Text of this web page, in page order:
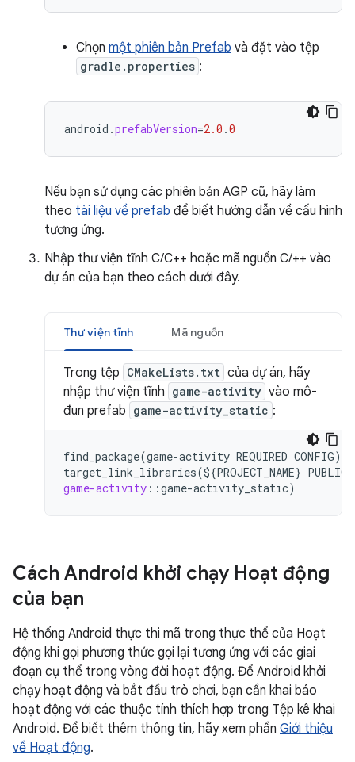
Chọn một phiên bản Prefab và đặt vào tệp
gradle.properties :
android .prefabVersion=2.0 .0
Nếu bạn sử dụng các phiên bản AGP cũ, hãy làm
theo tài liệu về prefab để biết hướng dẫn về cấu hình
tương ứng.
Nhập thư viện tĩnh C/C++ hoặc mã nguồn C/++ vào
dự án của bạn theo cách dưới đây.
Thư viện tĩnh Mã nguồn
Trong tệp CMakeLists.txt của dự án, hãy
nhập thư viện tĩnh game-activity vào mô-
đun prefab game-activity_static :
find_package(game-activity REQUIRED CONFIG)
target_link_libraries(${PROJECT_NAME} PUBLIC
game-activity ::game-activity_static
Cách Android khởi chạy Hoạt động
của bạn
Hệ thống Android thực thi mã trong thực thể của Hoạt
động khi gọi phương thức gọi lại tương ứng với các giai
đoạn cụ thể trong vòng đời hoạt động. Để Android khởi
chạy hoạt động và bắt đầu trò chơi, bạn cần khai báo
hoạt động với các thuộc tính thích hợp trong Tệp kê khai
Android. Để biết thêm thông tin, hãy xem phần Giới thiệu
về Hoạt động.